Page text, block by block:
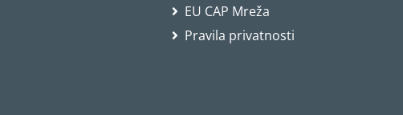
EU CAP Mreža
Pravila privatnosti